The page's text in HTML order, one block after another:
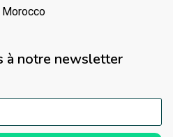
Morocco
à notre newsletter